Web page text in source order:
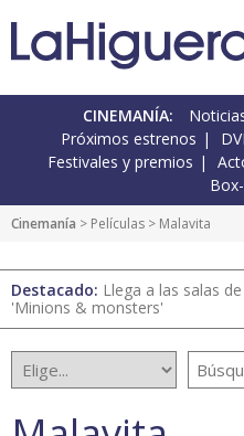
CINEMANÍA:
Próximos estrenos
Festivales y premios
Cinemanía > Películas > Malavita
Destacado: Llega a las salas
'Minions & monsters'